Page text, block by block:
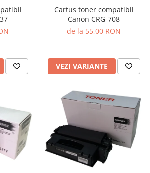
Cartus toner compatibil
Canon CRG-708
de la 55,00 RON
VEZI VARIANTE